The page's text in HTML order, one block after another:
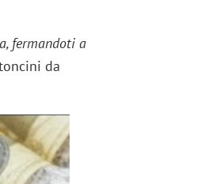
fermandoti a
da